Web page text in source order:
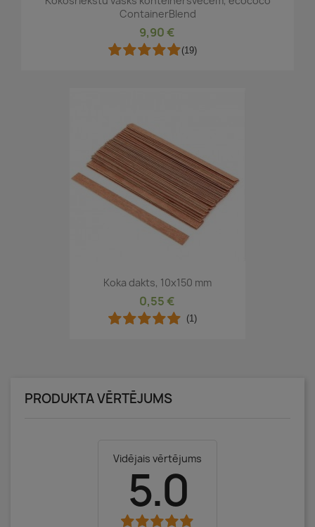
ContainerBlend
9,90 €
(19)
Koka dakts, 10x150 mm
0,55 €
(1)
PRODUKTA VĒRTĒJUMS
Vidējais vērtējums
5.0